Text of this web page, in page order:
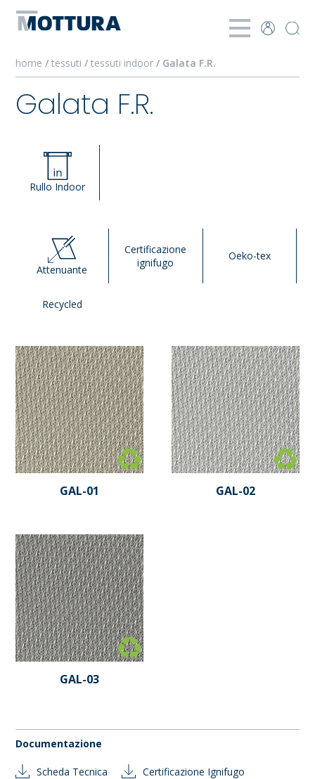
home /tessuti /tessuti indoor / Galata F.R.
Galata F.R.
Rullo Indoor
Attenuante
Certificazione
ignifugo
Oeko-tex
Recycled
GAL-01 GAL-02
GAL-03
Documentazione
Scheda Tecnica Certificazione Ignifugo